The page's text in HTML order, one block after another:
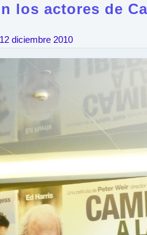
los actores de
diciembre 2010